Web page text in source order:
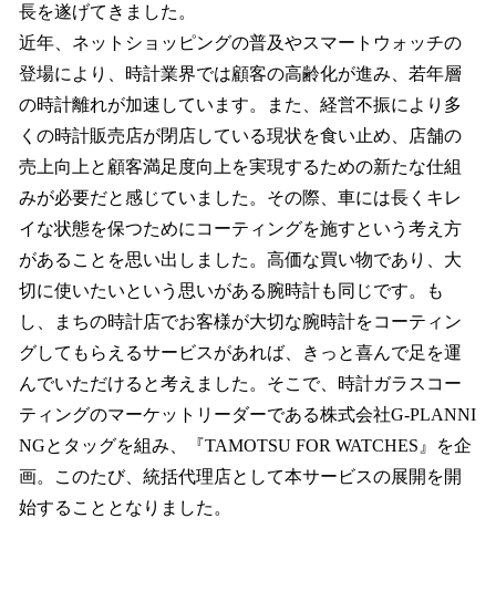
長を遂げてきました。
近年、ネットショッピングの普及やスマートウォッチの
登場により、時計業界では顧客の高齢化が進み、若年層
の時計離れが加速しています。また、経営不振により多
くの時計販売店が閉店している現状を食い止め、店舗の
売上向上と顧客満足度向上を実現するための新たな仕組
みが必要だと感じていました。その際、車には長くキレ
イな状態を保つためにコーティングを施すという考え方
があることを思い出しました。高価な買い物であり、大
切に使いたいという思いがある腕時計も同じです。も
し、まちの時計店でお客様が大切な腕時計をコーティン
グしてもらえるサービスがあれば、きっと喜んで足を運
んでいただけると考えました。そこで、時計ガラスコー
ティングのマーケットリーダーである株式会社G-PLANNI
NGとタッグを組み、『TAMOTSU FOR WATCHES』を企
画。このたび、統括代理店として本サービスの展開を開
始することとなりました。